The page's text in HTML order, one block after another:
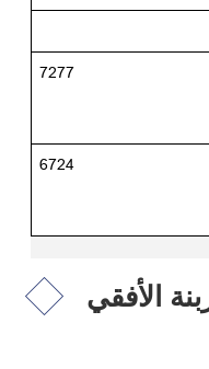
7277
6724
الأفقي